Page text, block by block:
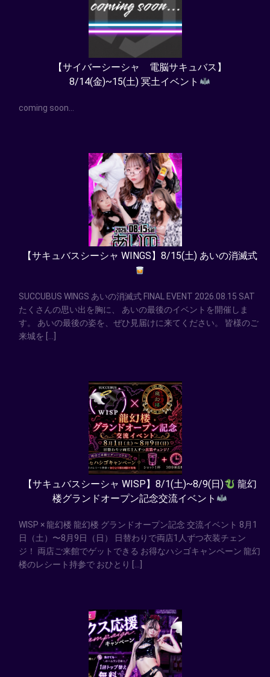
【サイバーシーシャ 電脳サキュバス】
8/14(金)~15(土) 冥土イベント
coming soon…
【サキュバスシーシャ WINGS】8/15(土) あいの消滅式
SUCCUBUS WINGS あいの消滅式 FINAL EVENT 2026.08.15 SAT
たくさんの思い出を胸に、 あいの最後のイベントを開催しま
す。 あいの最後の姿を、ぜひ見届けに来てください。 皆様のご
来城を […]
【サキュバスシーシャ WISP】8/1(土)~8/9(日)
龍幻
楼グランドオープン記念交流イベント
WISP × 龍幻楼 龍幻楼 グランドオープン記念 交流イベント 8月1
日（土）〜8月9日（日） 日替わりで両店1人ずつ衣装チェン
ジ！ 両店ご来館でゲットできる お得なハシゴキャンペーン 龍幻
楼のレシート持参で おひとり […]